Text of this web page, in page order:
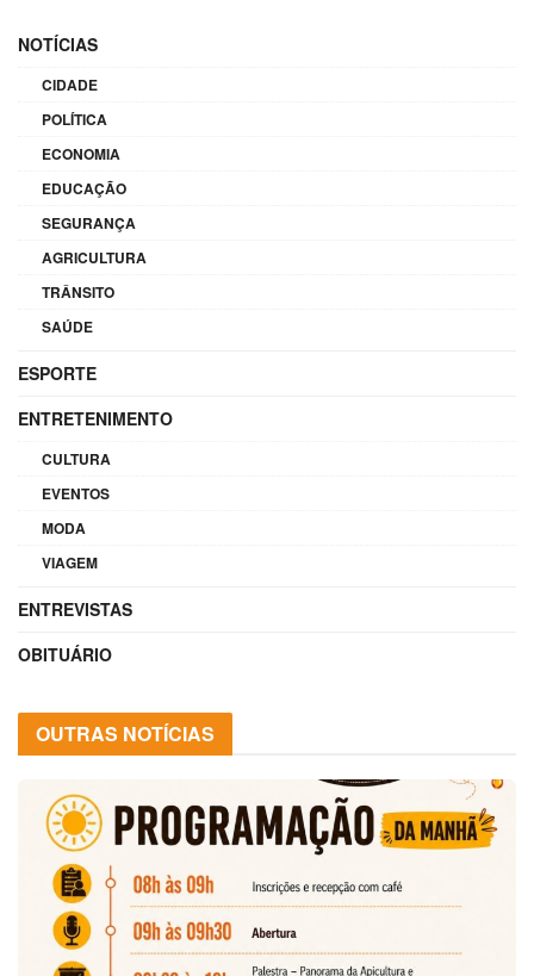
NOTÍCIAS
CIDADE
POLÍTICA
ECONOMIA
EDUCAÇÃO
SEGURANÇA
AGRICULTURA
TRÂNSITO
SAÚDE
ESPORTE
ENTRETENIMENTO
CULTURA
EVENTOS
MODA
VIAGEM
ENTREVISTAS
OBITUÁRIO
OUTRAS NOTÍCIAS